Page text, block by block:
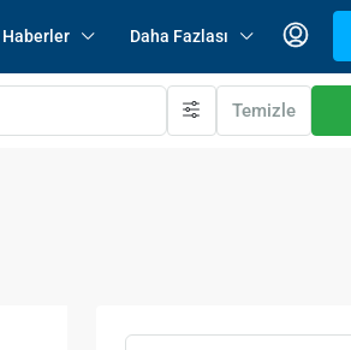
Haberler Daha Fazlası
Temizle